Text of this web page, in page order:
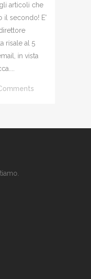
articoli che
il secondo! E'
risale al 5
in vista